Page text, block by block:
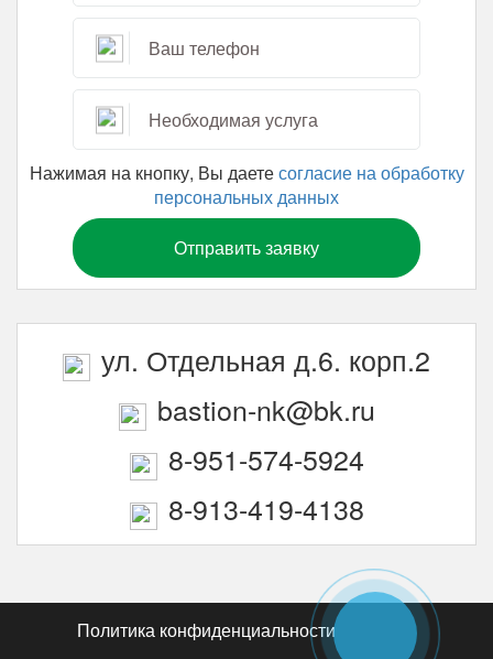
Нажимая на кнопку, Вы даетесогласие на обработку
персональных данных
ул. Отдельная д.6. корп.2
bastion-nk@bk.ru
8-951-574-5924
8-913-419-4138
Политика конфиденциальности